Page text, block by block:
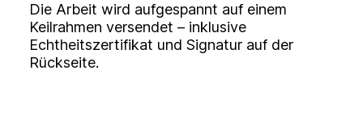
Die Arbeit wird aufgespannt auf einem
Keilrahmen versendet – inklusive
Echtheitszertifikat und Signatur auf der
Rückseite.